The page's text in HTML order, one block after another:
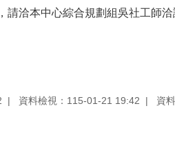
請洽本中心綜合規劃組吳社工師
資料檢視：115-01-21 19:42 資